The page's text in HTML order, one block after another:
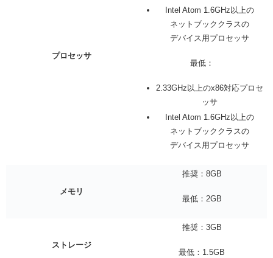
プロセッサ
Intel Atom 1.6GHz以上の
ネットブッククラスの
デバイス用プロセッサ
最低：
2.33GHz以上のx86対応プロセ
ッサ
Intel Atom 1.6GHz以上の
ネットブッククラスの
デバイス用プロセッサ
メモリ
推奨：8GB
最低：2GB
ストレージ
推奨：3GB
最低：1.5GB